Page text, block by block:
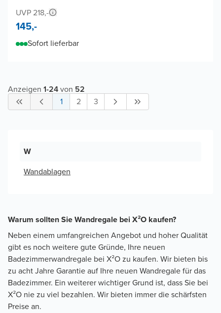
UVP 218,-
145,-
Sofort lieferbar
Anzeigen 1-24von 52
1
2 3
W
Wandablagen
Warum sollten Sie Wandregale bei X²O kaufen?
Neben einem umfangreichen Angebot und hoher Qualität
gibt es noch weitere gute Gründe, Ihre neuen
Badezimmerwandregale bei X²O zu kaufen. Wir bieten bis
zu acht Jahre Garantie auf Ihre neuen Wandregale für das
Badezimmer. Ein weiterer wichtiger Grund ist, dass Sie bei
X²O nie zu viel bezahlen. Wir bieten immer die schärfsten
Preise an.